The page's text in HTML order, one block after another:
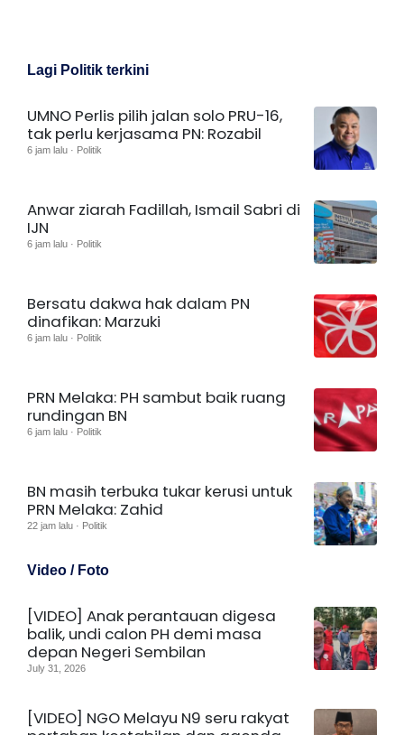
Lagi Politik terkini
UMNO Perlis pilih jalan solo PRU-16,
tak perlu kerjasama PN: Rozabil
6 jam lalu · Politik
Anwar ziarah Fadillah, Ismail Sabri di
IJN
6 jam lalu · Politik
Bersatu dakwa hak dalam PN
dinafikan: Marzuki
6 jam lalu · Politik
PRN Melaka: PH sambut baik ruang
rundingan BN
6 jam lalu · Politik
BN masih terbuka tukar kerusi untuk
PRN Melaka: Zahid
22 jam lalu · Politik
Video / Foto
[VIDEO] Anak perantauan digesa
balik, undi calon PH demi masa
depan Negeri Sembilan
July 31, 2026
[VIDEO] NGO Melayu N9 seru rakyat